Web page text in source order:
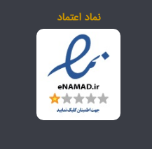
نماد اعتماد